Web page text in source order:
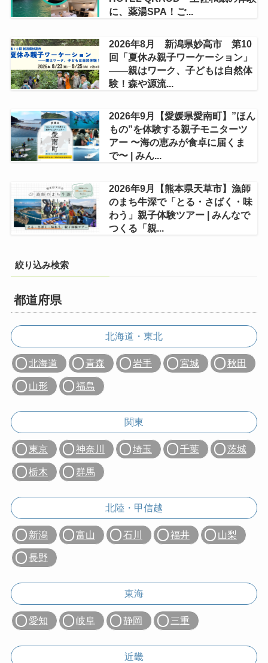
に、薬湯SPA！ご...
2026年8月 新潟県妙高市 第10
回「夏休み親子ワーケーション」
——親はワーク、子どもは自然体
験！森や源流...
2026年9月【愛媛県愛南町】”ほん
もの”を体験する親子モニターツ
アー 〜海の恵みが食卓に届くま
で〜 | みん...
2026年9月【熊本県天草市】漁師
のまち牛深で「とる・さばく・味
わう」親子体験ツアー | みんなで
つくる「親...
絞り込み検索
都道府県
北海道・東北
北海道 青森 岩手 宮城 秋田
山形 福島
関東
東京 神奈川 埼玉 千葉 茨城
栃木 群馬
北陸・甲信越
新潟 富山 石川 福井 山梨
長野
東海
愛知 岐阜 静岡 三重
近畿